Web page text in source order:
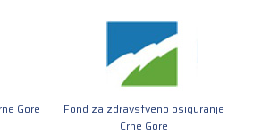
Gore
Fond za zdravstveno osiguranje
Crne Gore